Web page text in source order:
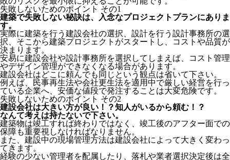
失敗しないためのポイント その1
建築で失敗しない秘訣は、入念なプロジェクトプランにありま
す。
実際に建築を行う建設会社の選択、設計を行う設計事務所の選
択、そこから建築プロジェクトがスタートし、コストや品質が
決まります。
安易に建設会社や設計事務所を選択してしまえば、コスト管理
やデザイン管理ができなくなる場合があります。
建設会社はどこに頼んでも同じという観点は省いて下さい。
例えば、民事再生法や会社更生法を適用中で厳しい経営を行っ
ている企業へ、安価な値段で発注することは大変危険です。
失敗しないためのポイント その2
建設会社は大きい方が良い！？知人がいるから頼む！？
なんて考えは持たないで下さい。
建築物は竣工すれば終わりではなく、竣工後のアフター面での
保障も重要視しなければなりません。
また、建設中の現場管理方法は建設会社によって大きく変わっ
てきます。
経験の少ない管理者を配属したり、落札や業者選択決定後は全